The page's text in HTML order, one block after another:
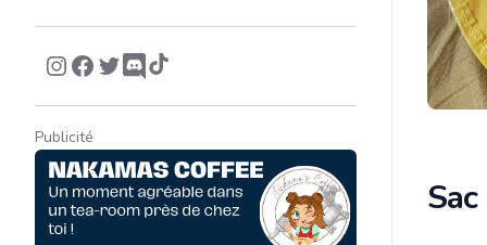
Publicité